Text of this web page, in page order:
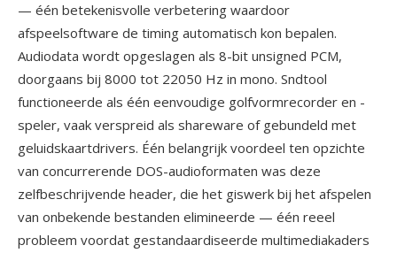
— één betekenisvolle verbetering waardoor
afspeelsoftware de timing automatisch kon bepalen.
Audiodata wordt opgeslagen als 8-bit unsigned PCM,
doorgaans bij 8000 tot 22050 Hz in mono. Sndtool
functioneerde als één eenvoudige golfvormrecorder en -
speler, vaak verspreid als shareware of gebundeld met
geluidskaartdrivers. Één belangrijk voordeel ten opzichte
van concurrerende DOS-audioformaten was deze
zelfbeschrijvende header, die het giswerk bij het afspelen
van onbekende bestanden elimineerde — één reeel
probleem voordat gestandaardiseerde multimediakaders